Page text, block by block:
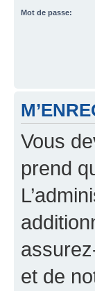
Mot de passe:
Vous
prend
et de